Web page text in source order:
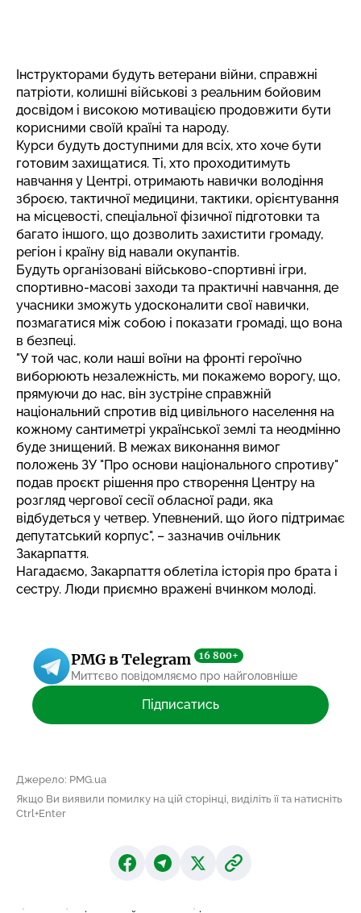
Інструкторами будуть ветерани війни, справжні
патріоти, колишні військові з реальним бойовим
досвідом і високою мотивацією продовжити бути
корисними своїй країні та народу.
Курси будуть доступними для всіх, хто хоче бути
готовим захищатися. Ті, хто проходитимуть
навчання у Центрі, отримають навички володіння
зброєю, тактичної медицини, тактики, орієнтування
на місцевості, спеціальної фізичної підготовки та
багато іншого, що дозволить захистити громаду,
регіон і країну від навали окупантів.
Будуть організовані військово-спортивні ігри,
спортивно-масові заходи та практичні навчання, де
учасники зможуть удосконалити свої навички,
позмагатися між собою і показати громаді, що вона
в безпеці.
"У той час, коли наші воїни на фронті героїчно
виборюють незалежність, ми покажемо ворогу, що,
прямуючи до нас, він зустріне справжній
національний спротив від цивільного населення на
кожному сантиметрі української землі та неодмінно
буде знищений. В межах виконання вимог
положень ЗУ "Про основи національного спротиву"
подав проєкт рішення про створення Центру на
розгляд чергової сесії обласної ради, яка
відбудеться у четвер. Упевнений, що його підтримає
депутатський корпус", – зазначив очільник
Закарпаття.
Нагадаємо, Закарпаття облетіла історія про брата і
сестру. Люди приємно вражені вчинком молоді.
PMG в Telegram 16 800+
Миттєво повідомляємо про найголовніше
Підписатись
Джерело: PMG.ua
Якщо Ви виявили помилку на цій сторінці, виділіть її та натисніть
Ctrl+Enter